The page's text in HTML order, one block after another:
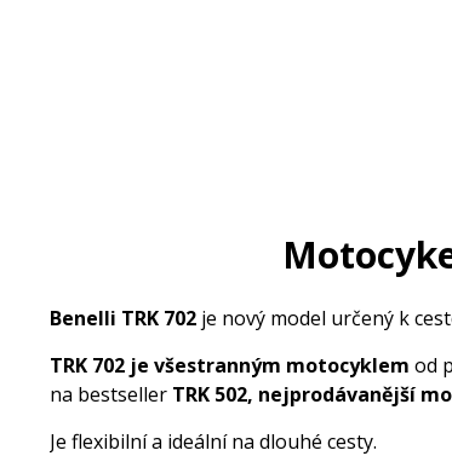
Benelli TRK 702 je nový model určený k
TRK 702 je všestranným motocyklem od
na bestseller TRK 502, nejprodávanější
Je flexibilní a ideální na dlouhé cesty.